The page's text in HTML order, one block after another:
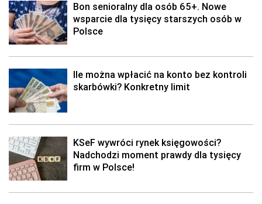
Bon senioralny dla osób 65+. Nowe
wsparcie dla tysięcy starszych osób w
Polsce
Ile można wpłacić na konto bez kontroli
skarbówki? Konkretny limit
KSeF wywróci rynek księgowości?
Nadchodzi moment prawdy dla tysięcy
firm w Polsce!